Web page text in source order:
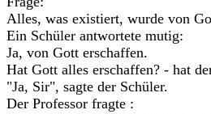
Alles, was existiert, wurde von
Ein Schüler antwortete mutig:
Ja, von Gott erschaffen.
Hat Gott alles erschaffen? - hat
"Ja, Sir", sagte der Schüler.
Der Professor fragte :